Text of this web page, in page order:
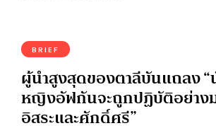
BRIEF
ผู้นำสูงสุดของตาลีบันแถลง
หญิงอัฟกันจะถูกปฏิบัติอย่า
อิสระและศักดิ์ศรี”